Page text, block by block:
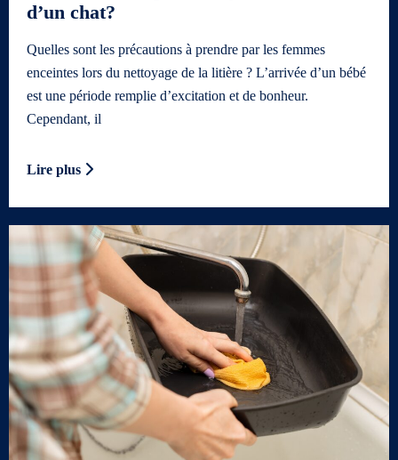
d’un chat?
Quelles sont les précautions à prendre par les femmes
enceintes lors du nettoyage de la litière ? L’arrivée d’un bébé
est une période remplie d’excitation et de bonheur.
Cependant, il
Lire plus